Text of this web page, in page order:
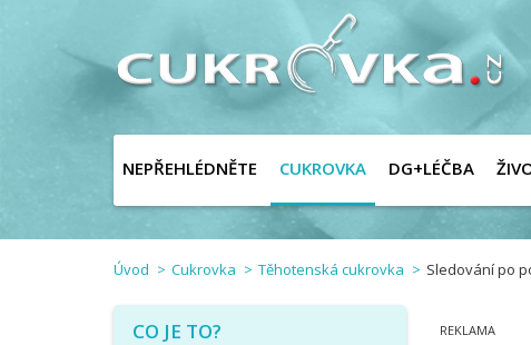
NEPŘEHLÉDNĚTE CUKROVKA DG+LÉČBA
Úvod Cukrovka Těhotenská cukrovka Sledování po
CO JE TO?